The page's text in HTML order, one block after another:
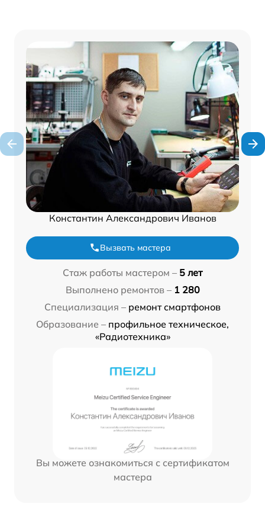
Константин Александрович Иванов
Вызвать мастера
Стаж работы мастером – 5 лет
Выполнено ремонтов – 1 280
Специализация – ремонт смартфонов
Образование – профильное техническое,
«Радиотехника»
Вы можете ознакомиться с сертификатом
мастера